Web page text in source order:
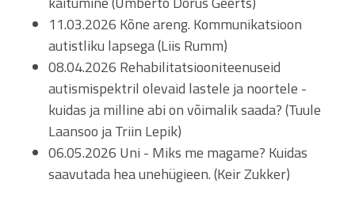
11.03.2026 Kõne areng. Kommunikatsioon
autistliku lapsega (Liis Rumm)
08.04.2026 Rehabilitatsiooniteenuseid
autismispektril olevaid lastele ja noortele -
kuidas ja milline abi on võimalik saada? (Tuule
Laansoo ja Triin Lepik)
06.05.2026 Uni - Miks me magame? Kuidas
saavutada hea unehügieen. (Keir Zukker)